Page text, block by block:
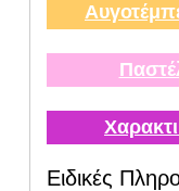
Ειδικές